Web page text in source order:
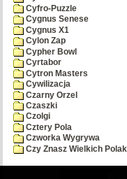
Cyfro-Puzzle
Cygnus Senese
Cygnus X1
Cylon Zap
Cypher Bowl
Cyrtabor
Cytron Masters
Cywilizacja
Czarny Orzel
Czaszki
Czolgi
Cztery Pola
Czworka Wygrywa
Czy Znasz Wielkich